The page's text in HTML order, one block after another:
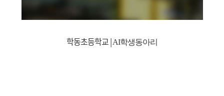
학동초등학교 |AI학생동아리